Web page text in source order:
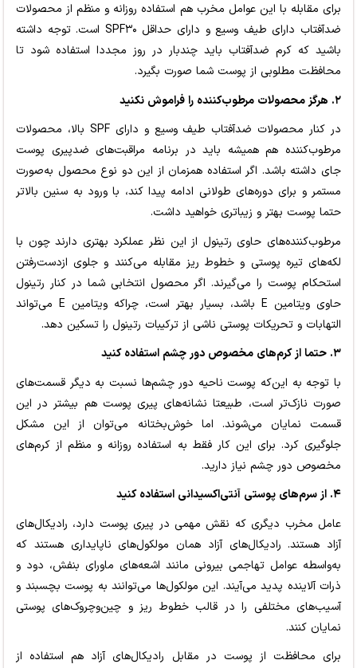
برای مقابله با این عوامل مخرب هم استفاده روزانه و منظم از محصولات
ضدآفتاب دارای طیف وسیع و دارای حداقل SPF۳۰ است. توجه داشته
باشید که کرم ضدآفتاب باید چندبار در روز مجددا استفاده شود تا
محافظت مطلوبی از پوست شما صورت بگیرد.
۲. هرگز محصولات مرطوب‌کننده را فراموش نکنید
در کنار محصولات ضدآفتاب طیف وسیع و دارای SPF بالا، محصولات
مرطوب‌کننده هم همیشه باید در برنامه مراقبت‌های ضدپیری پوست
جای داشته باشد. اگر استفاده همزمان از این دو نوع محصول به‌صورت
مستمر و برای دوره‌های طولانی ادامه پیدا کند، با ورود به سنین بالاتر
حتما پوست بهتر و زیباتری خواهید داشت.
مرطوب‌کننده‌های حاوی رتینول از این نظر عملکرد بهتری دارند چون با
لکه‌های تیره پوستی و خطوط ریز مقابله می‌کنند و جلوی ازدست‌رفتن
استحکام پوست را می‌گیرند. اگر محصول انتخابی شما در کنار رتینول
حاوی ویتامین E باشد، بسیار بهتر است، چراکه ویتامین E می‌تواند
التهابات و تحریکات پوستی ناشی از ترکیبات رتینول را تسکین دهد.
۳. حتما از کرم‌های مخصوص دور چشم استفاده کنید
با توجه به این‌که پوست ناحیه دور چشم‌ها نسبت به دیگر قسمت‌های
صورت نازک‌تر است، طبیعتا نشانه‌های پیری پوست هم بیشتر در این
قسمت نمایان می‌شوند. اما خوش‌بختانه می‌توان از این مشکل
جلوگیری کرد. برای این کار فقط به استفاده روزانه و منظم از کرم‌های
مخصوص دور چشم نیاز دارید.
۴. از سرم‌های پوستی آنتی‌اکسیدانی استفاده کنید
عامل مخرب دیگری که نقش مهمی در پیری پوست دارد، رادیکال‌های
آزاد هستند. رادیکال‌های آزاد همان مولکول‌های ناپایداری هستند که
به‌واسطه عوامل تهاجمی بیرونی مانند اشعه‌های ماورای بنفش، دود و
ذرات آلاینده پدید می‌آیند. این مولکول‌ها می‌توانند به پوست بچسبند و
آسیب‌های مختلفی را در قالب خطوط ریز و چین‌وچروک‌های پوستی
نمایان کنند.
برای محافظت از پوست در مقابل رادیکال‌های آزاد هم استفاده از